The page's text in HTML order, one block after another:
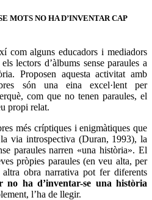
MOTS NO HA D’INVENTAR CAP
com alguns educadors i mediadors
lectors d’àlbums sense paraules a
Proposen aquesta activitat amb
són una eina excel·lent per
com que no tenen paraules, el
propi relat.
més críptiques i enigmàtiques que
via introspectiva (Duran, 1993), la
paraules narren «una història». El
pròpies paraules (en veu alta, per
obra narrativa pot fer diferents
no ha d’inventar-se una història
l’ha de llegir.